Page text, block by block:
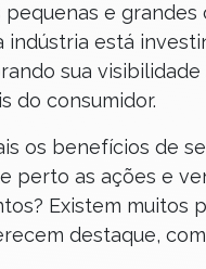
e grandes
indústria está
sua visibilidade
do consumidor.
os benefícios de se
perto as ações e
Existem muitos
destaque,